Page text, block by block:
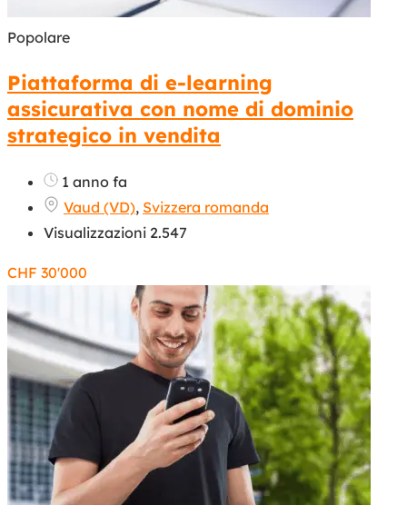
Popolare
Piattaforma di e-learning
assicurativa con nome di dominio
strategico in vendita
1 anno fa
Vaud (VD), Svizzera romanda
Visualizzazioni 2.547
CHF 30'000